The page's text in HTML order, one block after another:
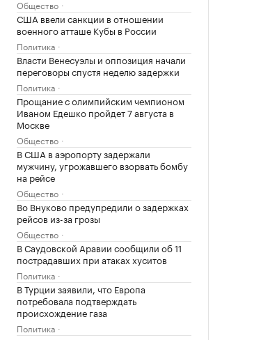
Общество
США ввели санкции в отношении
военного атташе Кубы в России
Политика
Власти Венесуэлы и оппозиция начали
переговоры спустя неделю задержки
Политика
Прощание с олимпийским чемпионом
Иваном Едешко пройдет 7 августа в
Москве
Общество
В США в аэропорту задержали
мужчину, угрожавшего взорвать бомбу
на рейсе
Общество
Во Внуково предупредили о задержках
рейсов из-за грозы
Общество
В Саудовской Аравии сообщили об 11
пострадавших при атаках хуситов
Политика
В Турции заявили, что Европа
потребовала подтверждать
происхождение газа
Политика